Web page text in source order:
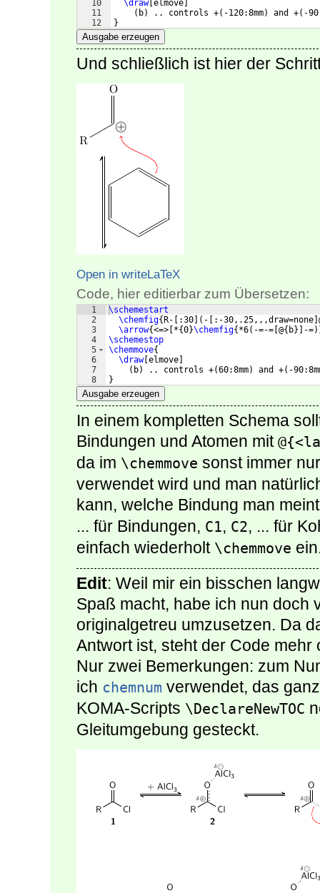
10
11
12
\draw[ elmove
( b) .. controls +( -120:8mm) and +( -
}
Ausgabe erzeugen
Und schließlich ist hier der
Open in writeLaTeX
Code, hier editierbar zum Übersetzen:
1
2
3
4
5
6
7
8
\schemestart
\chemfig{ R- :30 ( - :-30,.25,,,draw=none
\arrow{<=> *{0}\chemfig{ *6( -=-= @{ b}] -=
\schemestop
\chemmove{
\draw[ elmove
( b) .. controls +(60:8mm) and +( -
}
Ausgabe erzeugen
In einem kompletten Schema
Bindungen und Atomen mit
da im \chemmove sonst immer
verwendet wird und man
kann, welche Bindung man
... für Bindungen, C1, C2, ... für
einfach wiederholt \chemmove
Edit: Weil mir ein bisschen
Spaß macht, habe ich nun doch
originalgetreu umzusetzen. Da
Antwort ist, steht der Code
Nur zwei Bemerkungen: zum
ich chemnum verwendet, das
KOMA-Scripts \DeclareNewTOC
Gleitumgebung gesteckt.